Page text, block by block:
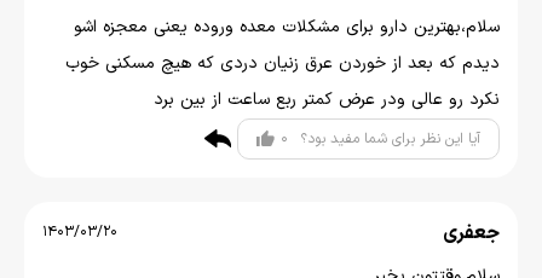
سلام،بهترین دارو برای مشکلات معده وروده یعنی معجزه اشو
دیدم که بعد از خوردن عرق زنیان دردی که هیچ مسکنی خوب
نکرد رو عالی ودر عرض کمتر ربع ساعت از بین برد
آیا این نظر برای شما مفید بود؟ 0
جعفری 1403/03/20